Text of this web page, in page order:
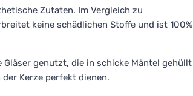
Zutaten. Im Vergleich zu
keine schädlichen Stoffe und ist 100%
genutzt, die in schicke Mäntel gehüllt
Kerze perfekt dienen.